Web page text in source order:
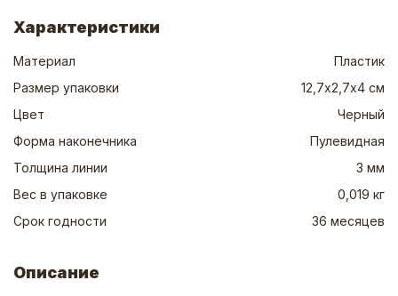
Характеристики
Материал
Пластик
Размер упаковки
12,7х2,7х4 см
Цвет
Черный
Форма наконечника
Пулевидная
Толщина линии
3 мм
Вес в упаковке
0,019 кг
Срок годности
36 месяцев
Описание